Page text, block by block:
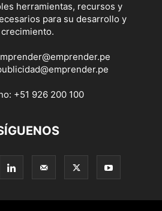
herramientas, recursos y
para su desarrollo y
crecimiento.
+51 926 200 100